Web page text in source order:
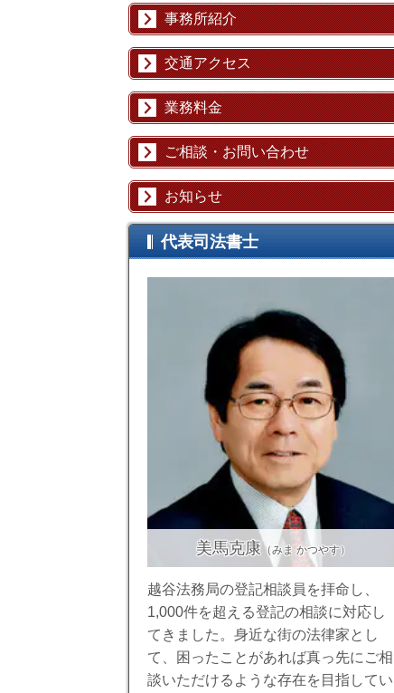
事務所紹介
交通アクセス
業務料金
ご相談・お問い合わせ
お知らせ
代表司法書士
美馬克康（みま かつやす）
越谷法務局の登記相談員を拝命し、
1,000件を超える登記の相談に対応し
てきました。身近な街の法律家とし
て、困ったことがあれば真っ先にご相
談いただけるような存在を目指してい